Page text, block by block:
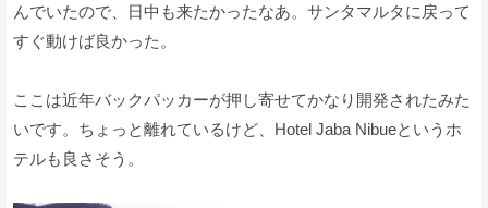
んでいたので、日中も来たかったなあ。サンタマルタに戻って
すぐ動けば良かった。
ここは近年バックパッカーが押し寄せてかなり開発されたみた
いです。ちょっと離れているけど、Hotel Jaba Nibueというホ
テルも良さそう。